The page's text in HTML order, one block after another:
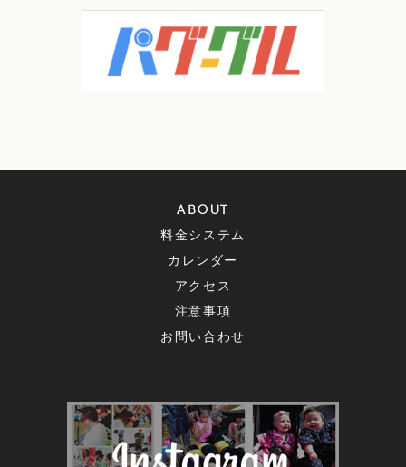
ABOUT
料金システム
カレンダー
アクセス
注意事項
お問い合わせ